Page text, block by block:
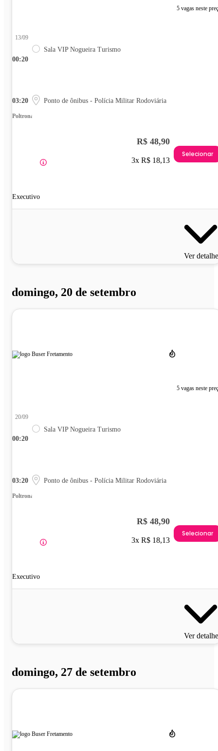
5 vagas neste
00:20
13/09
Sala VIP Nogueira Turismo
03:20 Ponto de ônibus - Polícia Militar Rodoviária
Poltrona
Executivo
R$ 48,90
3x R$ 18,13
Selecionar
Ver
domingo, 20 de setembro
5 vagas neste
00:20
20/09
Sala VIP Nogueira Turismo
03:20 Ponto de ônibus - Polícia Militar Rodoviária
Poltrona
Executivo
R$ 48,90
3x R$ 18,13
Selecionar
Ver
domingo, 27 de setembro